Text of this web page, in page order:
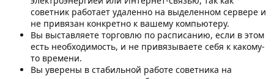
советник работает удаленно на выделенном сервере и
не привязан конкретно к вашему компьютеру.
Вы выставляете торговлю по расписанию, если в этом
есть необходимость, и не привязываете себя к какому-
то времени.
Вы уверены в стабильной работе советника на